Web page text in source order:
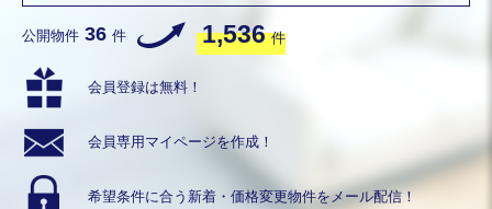
公開物件 36 件 1,536 件
会員登録は無料！
会員専用 マイページを作成！
希望条件に合う 新着・価格変更物件をメール配信！